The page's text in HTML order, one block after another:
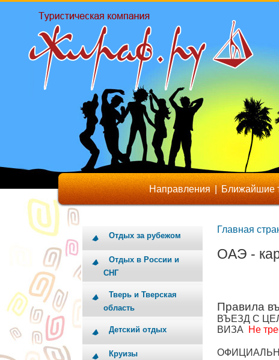
Направления | Ближайшие
Отдых за рубежом
Отдых в России и
СНГ
Тверь и Тверская
область
Детский отдых
Круизы
Главная
ОАЭ -
Правила
ВЪЕЗД С
ВИЗА
Не